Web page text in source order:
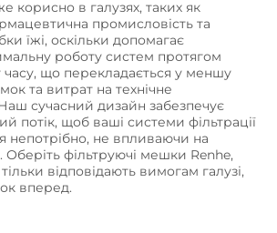
корисно в галузях, таких як
промисловість та
їжі, оскільки допомагає
роботу систем протягом
часу, що перекладається у меншу
та витрат на технічне
сучасний дизайн забезпечує
потік, щоб ваші системи фільтрації
непотрібно, не впливаючи на
Оберіть фільтруючі мешки Renhe,
відповідають вимогам галузі,
вперед.